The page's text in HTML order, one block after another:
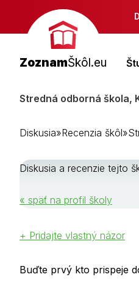
ZoznamŠkôl.eu
Stredná odborná škola,
Diskusia»Recenzia škôl»
Diskusia a recenzie tejto
« späť na profil školy
+ Pridajte vlastný názor
Buďte prvý kto prispeje